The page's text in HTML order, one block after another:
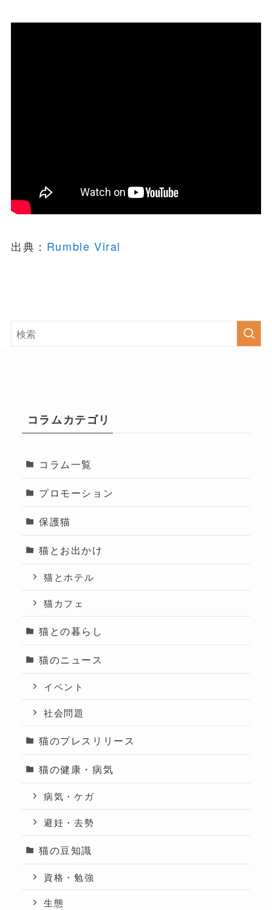
出典： Rumble Viral
コラムカテゴリ
コラム一覧
プロモーション
保護猫
猫とお出かけ
猫とホテル
猫カフェ
猫との暮らし
猫のニュース
イベント
社会問題
猫のプレスリリース
猫の健康・病気
病気・ケガ
避妊・去勢
猫の豆知識
資格・勉強
生態